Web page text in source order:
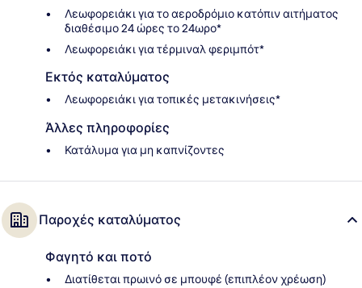
Λεωφορειάκι για το αεροδρόμιο κατόπιν αιτήματος
διαθέσιμο 24 ώρες το 24ωρο*
Λεωφορειάκι για τέρμιναλ φεριμπότ*
Εκτός καταλύματος
Λεωφορειάκι για τοπικές μετακινήσεις*
Άλλες πληροφορίες
Κατάλυμα για μη καπνίζοντες
Παροχές καταλύματος
Φαγητό και ποτό
Διατίθεται πρωινό σε μπουφέ (επιπλέον χρέωση)